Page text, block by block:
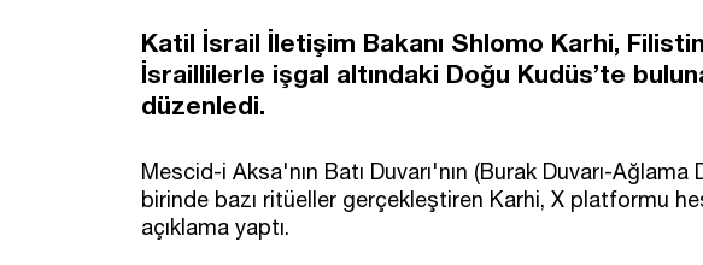
Katil İsrail İletişim Bakanı Shlomo Karhi,
İsraillilerle işgal altındaki Doğu Kudüs’te
düzenledi.
Mescid-i Aksa'nın Batı Duvarı'nın (Burak Duvarı-Ağlama
birinde bazı ritüeller gerçekleştiren Karhi, X platformu
açıklama yaptı.